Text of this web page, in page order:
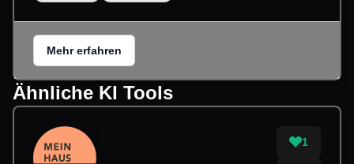
Mehr erfahren
Ähnliche KI Tools
1